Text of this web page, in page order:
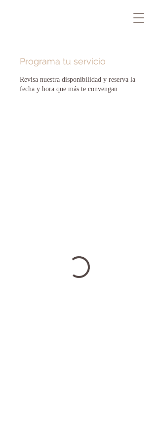
Programa tu servicio
Revisa nuestra disponibilidad y reserva la
fecha y hora que más te convengan